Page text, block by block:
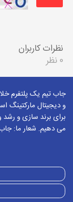
نظرات کاربران
0 نظر
جاب تیم یک پلتفرم
و دیجیتال مارکتینگ
برای برند سازی و رشد
می دهیم. شعار ما: